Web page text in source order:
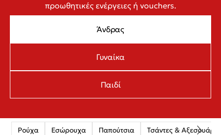
προωθητικές ενέργειες ή vouchers.
Άνδρας
Γυναίκα
Παιδί
Ρούχα Εσώρουχα Παπούτσια Τσάντες & Αξεσουάρ